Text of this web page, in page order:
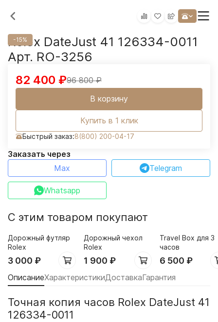
-15%
Rolex DateJust 41 126334-0011
Арт. RO-3256
96 800₽
82 400 ₽
В корзину
Купить в 1 клик
Быстрый заказ:8(800) 200-04-17
Заказать через
Max
Telegram
Whatsapp
С этим товаром покупают
Дорожный футляр
Rolex
3 000 ₽
Дорожный чехол
Rolex
1 900 ₽
Travel Box для 3
часов
6 500 ₽
ОписаниеХарактеристикиДоставкаГарантия
Точная копия часов Rolex DateJust 41
126334-0011